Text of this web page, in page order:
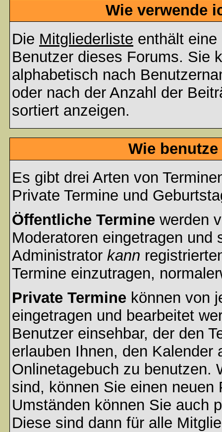
Wie verwende
Die Mitgliederliste enthält
Benutzer dieses Forums. Sie
alphabetisch nach
oder nach der Anzahl der
sortiert anzeigen.
Wie
Es gibt drei Arten von
Private Termine und
Öffentliche Termine werden
Moderatoren eingetragen und
Administrator kann
Termine einzutragen,
Private Termine können von
eingetragen und bearbeitet
Benutzer einsehbar, der den
erlauben Ihnen, den
Onlinetagebuch zu benutzen.
sind, können Sie einen neuen
Umständen können Sie auch
Diese sind dann für alle